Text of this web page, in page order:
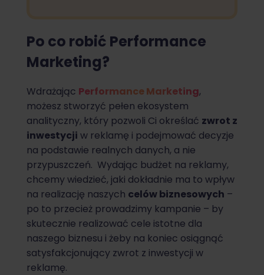
Po co robić Performance
Marketing?
Wdrażając Performance Marketing,
możesz stworzyć pełen ekosystem
analityczny, który pozwoli Ci określać zwrot z
inwestycji w reklamę i podejmować decyzje
na podstawie realnych danych, a nie
przypuszczeń. Wydając budżet na reklamy,
chcemy wiedzieć, jaki dokładnie ma to wpływ
na realizację naszych celów biznesowych –
po to przecież prowadzimy kampanie – by
skutecznie realizować cele istotne dla
naszego biznesu i żeby na koniec osiągnąć
satysfakcjonujący zwrot z inwestycji w
reklamę.